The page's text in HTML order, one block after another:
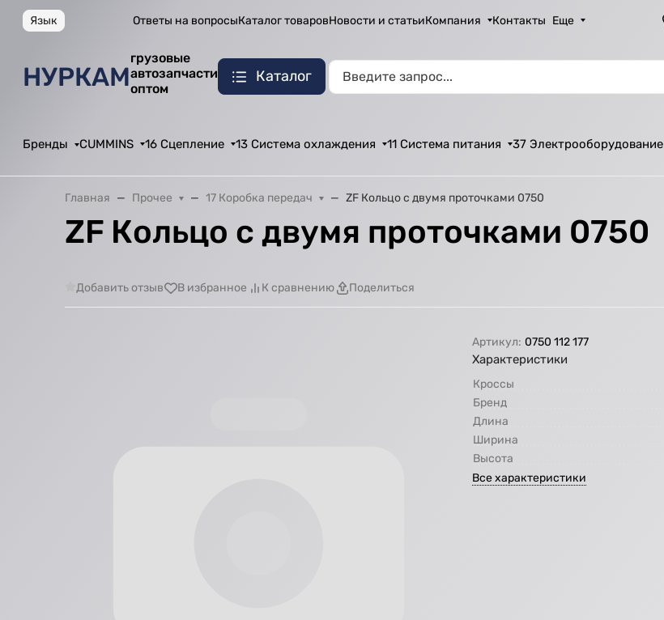
Язык Ответы на вопросыКаталог товаровНовости и статьиКомпания Контакты Еще
НУРКАМ
грузовые
автозапчасти
оптом
Каталог
Бренды CUMMINS 16 Сцепление 13 Система охлаждения 11 Система питания 37 Электрооборудование
Главная Прочее 17 Коробка передач ZF Кольцо с двумя проточками 0750
ZF Кольцо с двумя проточками 0750
Добавить отзыв В избранное К сравнению Поделиться
Артикул: 0750 112 177
Характеристики
Кроссы
Бренд
Длина
Ширина
Высота
Все характеристики